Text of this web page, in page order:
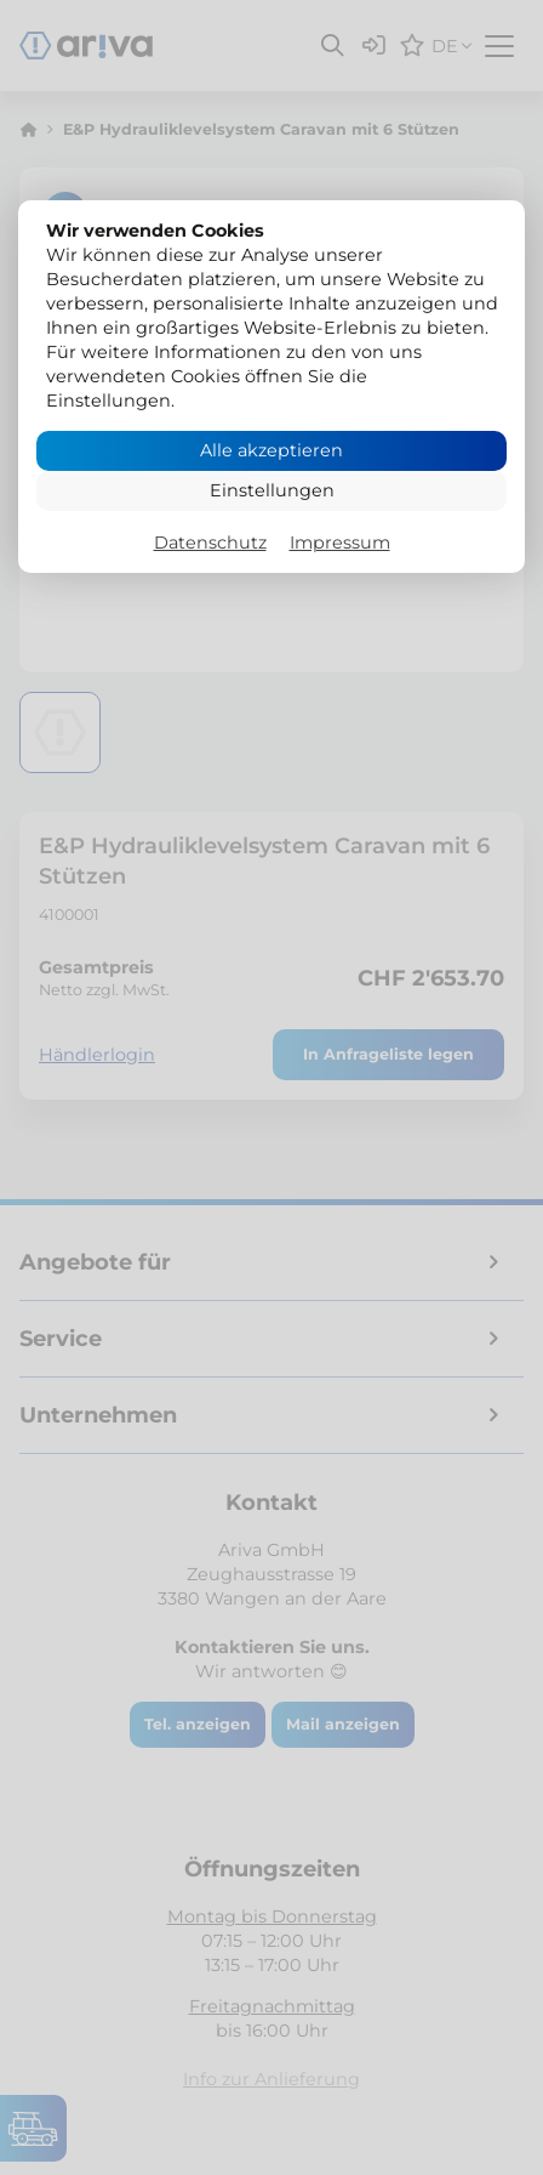
DE
E&P Hydrauliklevelsystem Caravan mit 6 Stützen
E&P Hydrauliklevelsystem Caravan mit 6
Stützen
4100001
Gesamtpreis
Netto zzgl. MwSt. CHF 2'653.70
Händlerlogin In Anfrageliste legen
Angebote für
Service
Unternehmen
Kontakt
Ariva GmbH
Zeughausstrasse 19
3380 Wangen an der Aare
Kontaktieren Sie uns.
Wir antworten 😊
Tel. anzeigen Mail anzeigen
Öffnungszeiten
Montag bis Donnerstag
07:15 – 12:00 Uhr
13:15 – 17:00 Uhr
Freitagnachmittag
bis 16:00 Uhr
Info zur Anlieferung
Wir verwenden Cookies
Wir können diese zur Analyse unserer
Besucherdaten platzieren, um unsere Website zu
verbessern, personalisierte Inhalte anzuzeigen und
Ihnen ein großartiges Website-Erlebnis zu bieten.
Für weitere Informationen zu den von uns
verwendeten Cookies öffnen Sie die
Einstellungen.
Alle akzeptieren
Einstellungen
Datenschutz Impressum